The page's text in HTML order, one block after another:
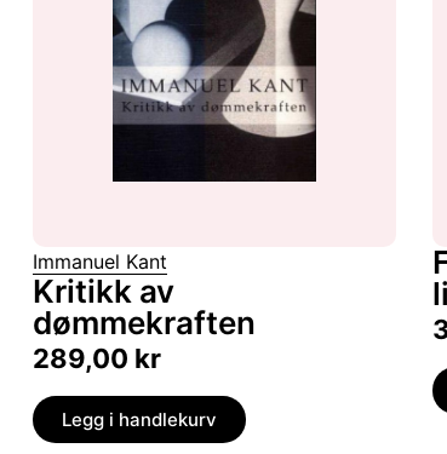
Immanuel Kant
Kritikk av
dømmekraften
289,00 kr
Legg i handlekurv